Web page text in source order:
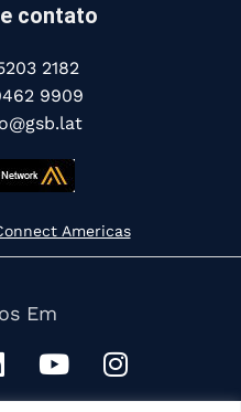
contato
2182
9909
Americas
Em